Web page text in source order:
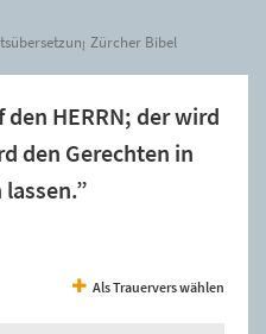
Zürcher Bibel
HERRN; der wird
den Gerechten in
Als Trauervers wählen